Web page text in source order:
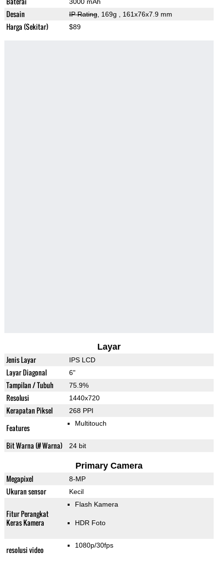
Desain IP Rating, 169g , 161x76x7.9 mm
Harga (Sekitar) $89
Layar
Jenis Layar IPS LCD
Layar Diagonal 6"
Tampilan / Tubuh 75.9%
Resolusi 1440x720
Kerapatan Piksel 268 PPI
Features Multitouch
Bit Warna (# Warna) 24 bit
Primary Camera
Megapixel 8-MP
Ukuran sensor Kecil
Fitur Perangkat
Keras Kamera
Flash Kamera
HDR Foto
resolusi video 1080p/30fps